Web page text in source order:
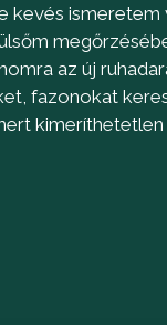
kevés ismeretem
az új
fazonokat
kimeríthetetlen